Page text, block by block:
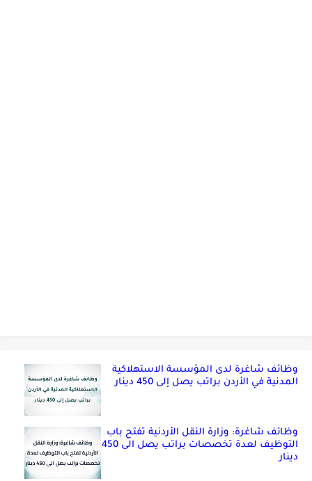
وظائف شاغرة لدى المؤسسة الاستهلاكية
المدنية في الأردن براتب يصل إلى 450 دينار
وظائف شاغرة: وزارة النقل الأردنية تفتح باب
التوظيف لعدة تخصصات براتب يصل الى 450
دينار